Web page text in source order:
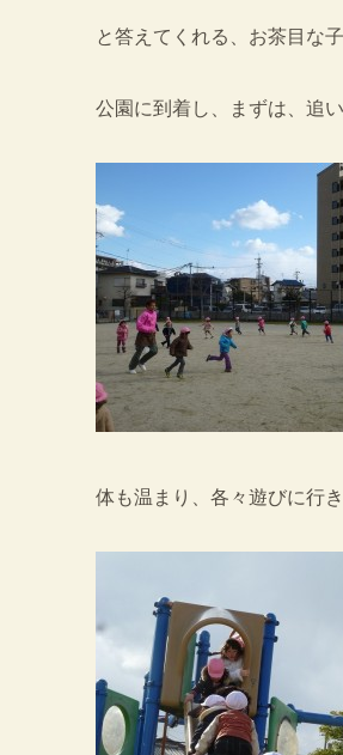
と答えてくれる、お茶目な
公園に到着し、まずは、追
体も温まり、各々遊びに行き